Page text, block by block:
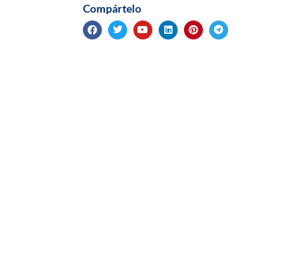
Compártelo